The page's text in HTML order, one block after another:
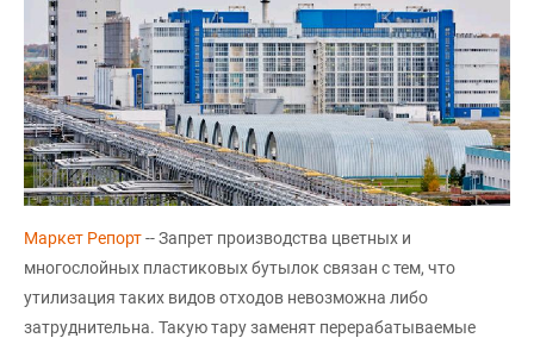
Маркет Репорт-- Запрет производства цветных и
многослойных пластиковых бутылок связан с тем, что
утилизация таких видов отходов невозможна либо
затруднительна. Такую тару заменят перерабатываемые